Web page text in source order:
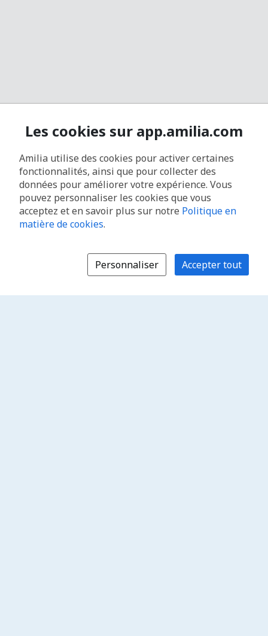
Les cookies sur app.amilia.com
Amilia utilise des cookies pour activer certaines
fonctionnalités, ainsi que pour collecter des
données pour améliorer votre expérience. Vous
pouvez personnaliser les cookies que vous
acceptez et en savoir plus sur notre Politique en
matière de cookies.
Personnaliser Accepter tout